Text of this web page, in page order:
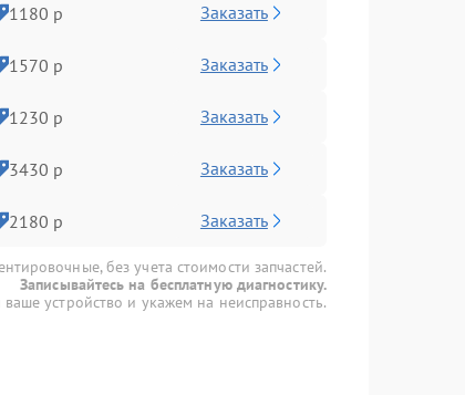
1180 р Заказать
1570 р Заказать
1230 р Заказать
3430 р Заказать
2180 р Заказать
без учета стоимости запчастей.
Записывайтесь на бесплатную диагностику.
устройство и укажем на неисправность.